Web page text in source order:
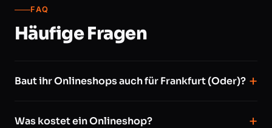
FAQ
Häufige Fragen
Baut ihr Onlineshops auch für Frankfurt (Oder)?
Was kostet ein Onlineshop?